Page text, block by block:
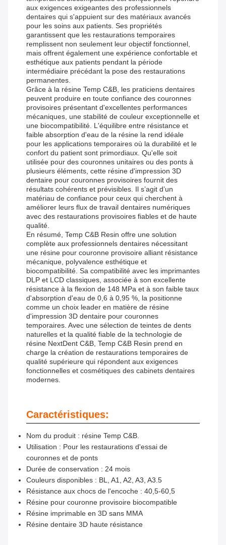
aux exigences exigeantes des professionnels
dentaires qui s'appuient sur des matériaux avancés
pour les soins aux patients. Ses propriétés
garantissent que les restaurations temporaires
remplissent non seulement leur objectif fonctionnel,
mais offrent également une expérience confortable et
esthétique aux patients pendant la période
intermédiaire précédant la pose des restaurations
permanentes.
Grâce à la résine Temp C&B, les praticiens dentaires
peuvent produire en toute confiance des couronnes
provisoires présentant d'excellentes performances
mécaniques, une stabilité de couleur exceptionnelle et
une biocompatibilité. L'équilibre entre résistance et
faible absorption d'eau de la résine la rend idéale
pour les applications temporaires où la durabilité et le
confort du patient sont primordiaux. Qu'elle soit
utilisée pour des couronnes unitaires ou des ponts à
plusieurs éléments, cette résine d'impression 3D
dentaire pour couronnes provisoires fournit des
résultats cohérents et prévisibles. Il s’agit d’un
matériau de confiance pour ceux qui cherchent à
améliorer leurs flux de travail dentaires numériques
avec des restaurations provisoires fiables et de haute
qualité.
En résumé, Temp C&B Resin offre une solution
complète aux professionnels dentaires nécessitant
une résine pour couronne provisoire alliant résistance
mécanique, polyvalence esthétique et
biocompatibilité. Sa compatibilité avec les imprimantes
DLP et LCD classiques, associée à son excellente
résistance à la flexion de 148 MPa et à son faible taux
d'absorption d'eau de 0,6 à 0,95 %, la positionne
comme un choix leader en matière de résine
d'impression 3D dentaire pour couronnes
temporaires. Avec une sélection de teintes de dents
naturelles et la qualité fiable de la technologie de
résine NextDent C&B, Temp C&B Resin prend en
charge la création de restaurations temporaires de
qualité supérieure qui répondent aux exigences
fonctionnelles et cosmétiques des cabinets dentaires
modernes.
Caractéristiques:
Nom du produit : résine Temp C&B.
Utilisation : Pour les restaurations d'essai de
couronnes et de ponts
Durée de conservation : 24 mois
Couleurs disponibles : BL, A1, A2, A3, A3.5
Résistance aux chocs de l'encoche : 40,5-60,5
Résine pour couronne provisoire biocompatible
Résine imprimable en 3D sans MMA
Résine dentaire 3D haute résistance